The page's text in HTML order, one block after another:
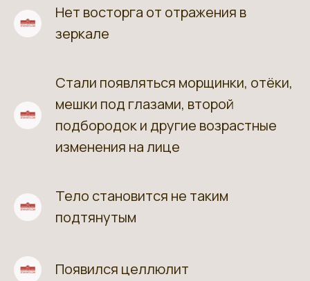
1
Нет восторга от отражения в
зеркале
2
Стали появляться морщинки, отёки,
мешки под глазами, второй
подбородок и другие возрастные
изменения на лице
3
Тело становится не таким
подтянутым
4 Появился целлюлит